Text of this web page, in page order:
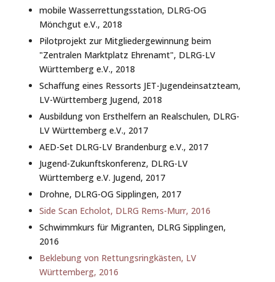
mobile Wasserrettungsstation, DLRG-OG
Mönchgut e.V., 2018
Pilotprojekt zur Mitgliedergewinnung beim
"Zentralen Marktplatz Ehrenamt", DLRG-LV
Württemberg e.V., 2018
Schaffung eines Ressorts JET-Jugendeinsatzteam,
LV-Württemberg Jugend, 2018
Ausbildung von Ersthelfern an Realschulen, DLRG-
LV Württemberg e.V., 2017
AED-Set DLRG-LV Brandenburg e.V., 2017
Jugend-Zukunftskonferenz, DLRG-LV
Württemberg e.V. Jugend, 2017
Drohne, DLRG-OG Sipplingen, 2017
Side Scan Echolot, DLRG Rems-Murr, 2016
Schwimmkurs für Migranten, DLRG Sipplingen,
2016
Beklebung von Rettungsringkästen, LV
Württemberg, 2016